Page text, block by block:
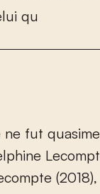
lui qu
ne fut quasime
lphine Lecompt
compte (2018),